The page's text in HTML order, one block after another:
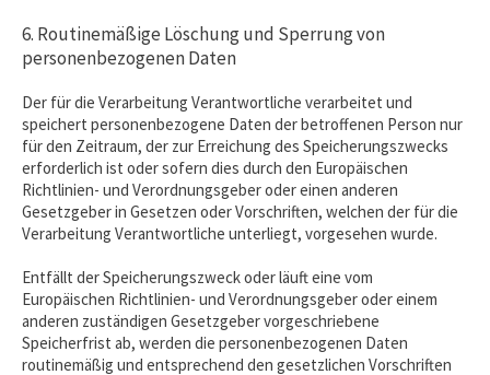
6. Routinemäßige Löschung und Sperrung von
personenbezogenen Daten
Der für die Verarbeitung Verantwortliche verarbeitet und
speichert personenbezogene Daten der betroffenen Person nur
für den Zeitraum, der zur Erreichung des Speicherungszwecks
erforderlich ist oder sofern dies durch den Europäischen
Richtlinien- und Verordnungsgeber oder einen anderen
Gesetzgeber in Gesetzen oder Vorschriften, welchen der für die
Verarbeitung Verantwortliche unterliegt, vorgesehen wurde.
Entfällt der Speicherungszweck oder läuft eine vom
Europäischen Richtlinien- und Verordnungsgeber oder einem
anderen zuständigen Gesetzgeber vorgeschriebene
Speicherfrist ab, werden die personenbezogenen Daten
routinemäßig und entsprechend den gesetzlichen Vorschriften